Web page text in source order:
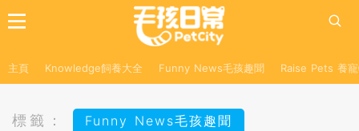
主頁 Knowledge飼養大全 Funny News毛孩趣聞 Raise Pets 養
標籤： Funny News毛孩趣聞